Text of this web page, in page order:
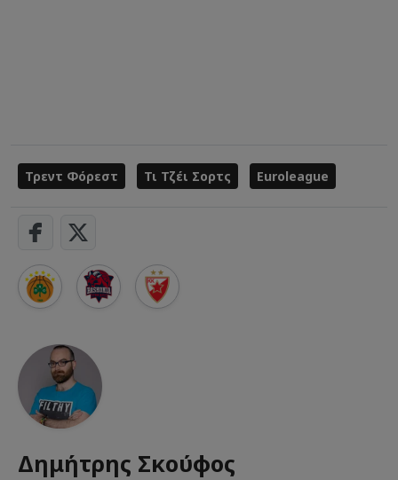
Τρεντ Φόρεστ Τι Τζέι Σορτς Euroleague
Δημήτρης Σκούφος